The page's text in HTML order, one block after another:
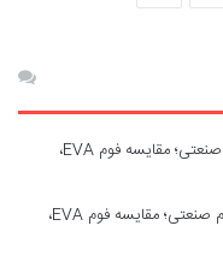
راهنمای انتخاب بهترین فوم صنعتی؛ مقایسه فوم EVA،
راهنمای انتخاب بهترین فوم صنعتی؛ مقایسه فوم EVA،